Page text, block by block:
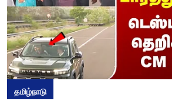
தமிழ்நாடு